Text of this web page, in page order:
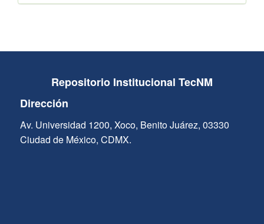
Repositorio Institucional TecNM
Dirección
Av. Universidad 1200, Xoco, Benito Juárez, 03330
Ciudad de México, CDMX.